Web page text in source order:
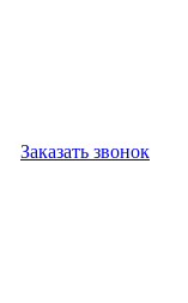
Заказать звонок